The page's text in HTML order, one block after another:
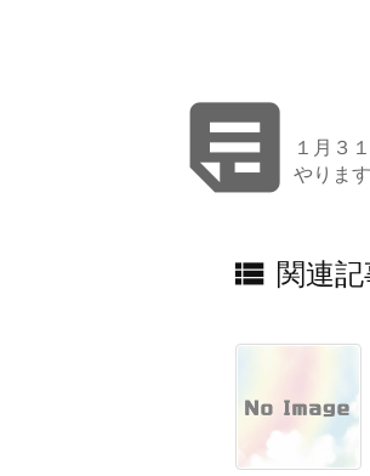
１月３
やります
 関連記